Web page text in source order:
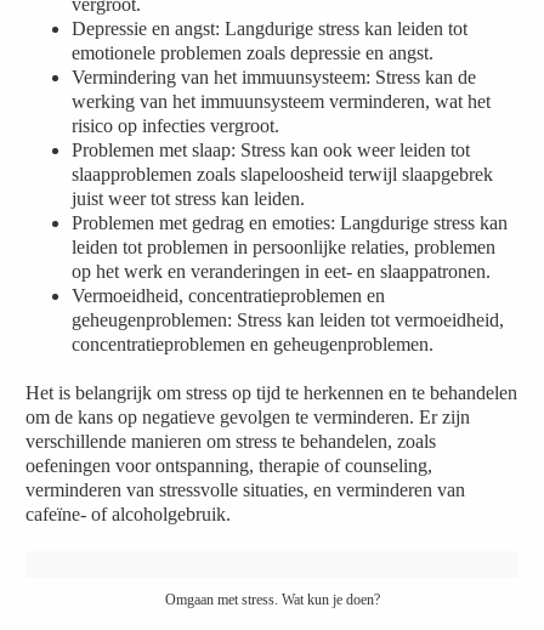
vergroot.
Depressie en angst: Langdurige stress kan leiden tot
emotionele problemen zoals depressie en angst.
Vermindering van het immuunsysteem: Stress kan de
werking van het immuunsysteem verminderen, wat het
risico op infecties vergroot.
Problemen met slaap: Stress kan ook weer leiden tot
slaapproblemen zoals slapeloosheid terwijl slaapgebrek
juist weer tot stress kan leiden.
Problemen met gedrag en emoties: Langdurige stress kan
leiden tot problemen in persoonlijke relaties, problemen
op het werk en veranderingen in eet- en slaappatronen.
Vermoeidheid, concentratieproblemen en
geheugenproblemen: Stress kan leiden tot vermoeidheid,
concentratieproblemen en geheugenproblemen.
Het is belangrijk om stress op tijd te herkennen en te behandelen
om de kans op negatieve gevolgen te verminderen. Er zijn
verschillende manieren om stress te behandelen, zoals
oefeningen voor ontspanning, therapie of counseling,
verminderen van stressvolle situaties, en verminderen van
cafeïne- of alcoholgebruik.
Omgaan met stress. Wat kun je doen?